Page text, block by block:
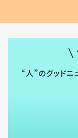
“人”のグッドニ